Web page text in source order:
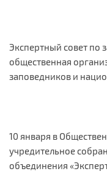
Экспертный совет по
общественная
заповедников и
10 января в
учредительное
объединения